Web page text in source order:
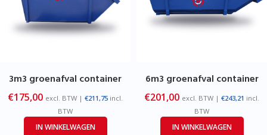
3m3 groenafval container
€175,00 excl. BTW | €211,75 incl.
BTW
IN WINKELWAGEN
6m3 groenafval container
€201,00 excl. BTW | €243,21 incl.
BTW
IN WINKELWAGEN